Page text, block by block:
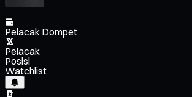
Pelacak Dompet
Pelacak
Posisi
Watchlist